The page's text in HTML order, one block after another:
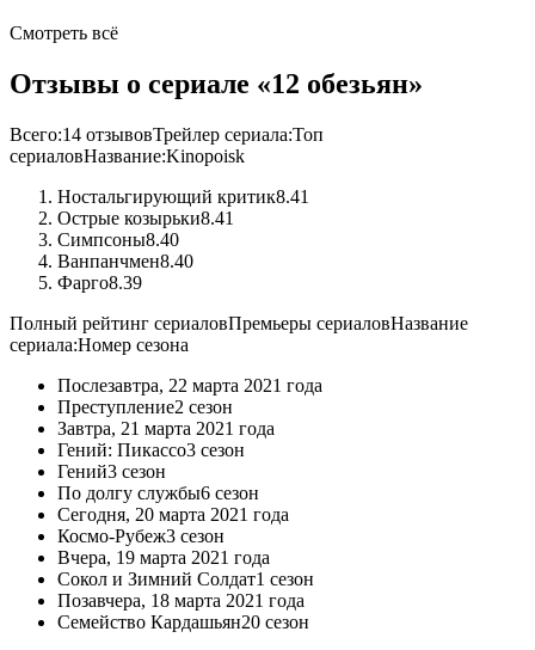
Смотреть всё
Отзывы о сериале «12 обезьян»
Всего:14 отзывовТрейлер сериала:Топ
сериаловНазвание:Kinopoisk
Ностальгирующий критик8.41
Острые козырьки8.41
Симпсоны8.40
Ванпанчмен8.40
Фарго8.39
Полный рейтинг сериаловПремьеры сериаловНазвание
сериала:Номер сезона
Послезавтра, 22 марта 2021 года
Преступление2 сезон
Завтра, 21 марта 2021 года
Гений: Пикассо3 сезон
Гений3 сезон
По долгу службы6 сезон
Сегодня, 20 марта 2021 года
Космо-Рубеж3 сезон
Вчера, 19 марта 2021 года
Сокол и Зимний Солдат1 сезон
Позавчера, 18 марта 2021 года
Семейство Кардашьян20 сезон